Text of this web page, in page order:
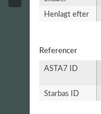
Henlagt efter
Referencer
ASTA7 ID
Starbas ID